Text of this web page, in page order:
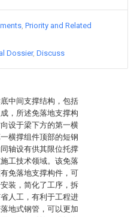
中间支撑结构，包括
，所述免落地支撑构
设于梁下方的第一横
横撑组件顶部的短钢
轴设有供其限位托撑
工技术领域。该免落
免落地支撑构件，可
装，简化了工序，拆
人工，有利于工程进
地式钢管，可以更加
Priority and Related
Dossier Discuss